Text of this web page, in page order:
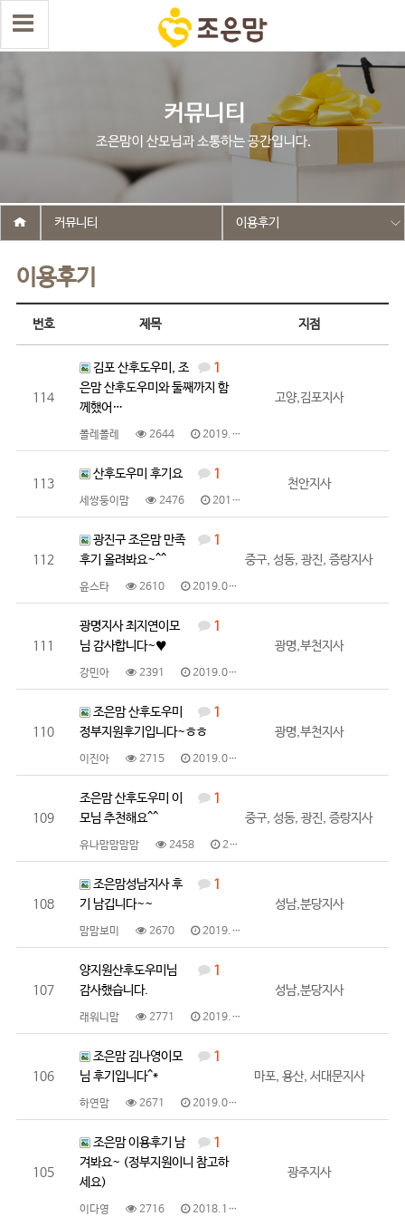
이용후기
커뮤니티 이용후기
번호 제목 지점
114
1
김포 산후도우미, 조
은맘 산후도우미와 둘째까지 함
께했어…
폴레폴레 2644 2019.01.25
고양,김포지사
113
1
산후도우미 후기요
세쌍둥이맘 2476 2019.01.25
천안지사
112
1
광진구 조은맘 만족
후기 올려봐요~^^
윤스타 2610 2019.01.24
중구, 성동, 광진, 증랑지사
111
1
광명지사 최지연이모
님 감사합니다~♥
강민아 2391 2019.01.22
광명,부천지사
110
1
조은맘 산후도우미
정부지원후기입니다~ㅎㅎ
이진아 2715 2019.01.18
광명,부천지사
109
1
조은맘 산후도우미 이
모님 추천해요^^
유나맘맘맘맘 2458 2019.01.07
중구, 성동, 광진, 증랑지사
108
1
조은맘성남지사 후
기 남깁니다~~
맘맘보미 2670 2019.01.05
성남,분당지사
107
1
양지원산후도우미님
감사했습니다.
래워니맘 2771 2019.01.03
성남,분당지사
106
1
조은맘 김나영이모
님 후기입니다^*
하연맘 2671 2019.01.03
마포, 용산, 서대문지사
105
1
조은맘 이용후기 남
겨봐요~ (정부지원이니 참고하
세요)
이다영 2716 2018.12.28
광주지사